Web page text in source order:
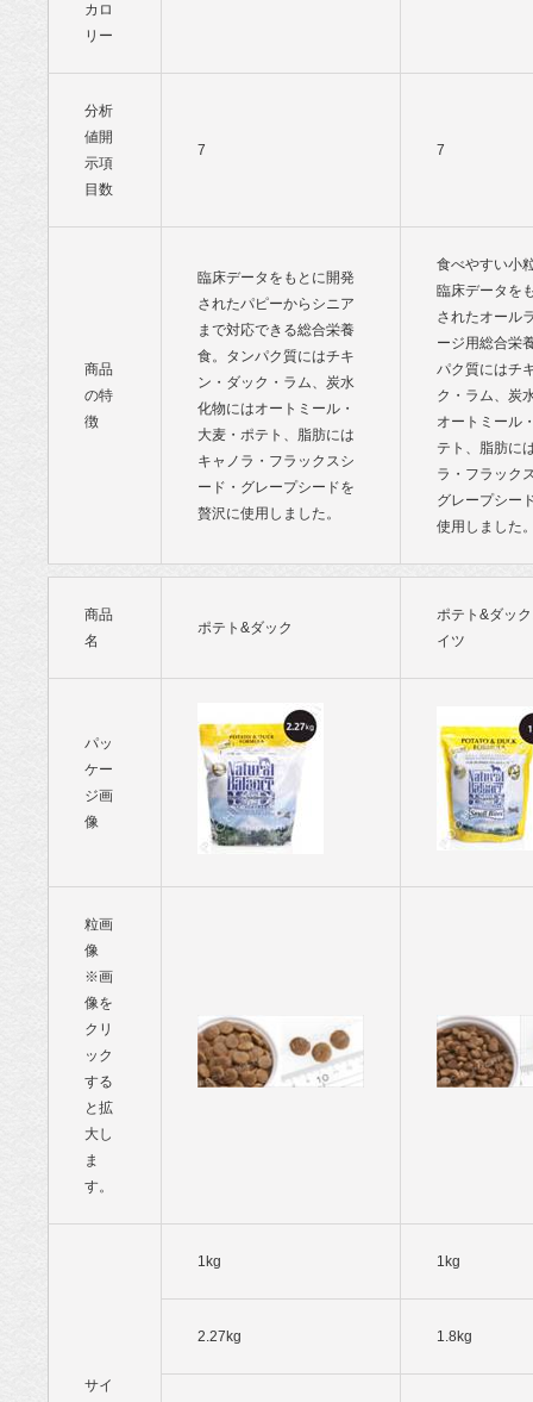
カロ
リー
分析
値開
示項
目数
7 7
商品
の特
徴
臨床データをもとに開発
されたパピーからシニア
まで対応できる総合栄養
食。タンパク質にはチキ
ン・ダック・ラム、炭水
化物にはオートミール・
大麦・ポテト、脂肪には
キャノラ・フラックスシ
ード・グレープシードを
贅沢に使用しました。
食べやすい小
臨床データを
されたオール
ージ用総合栄
パク質にはチ
ク・ラム、炭
オートミール
テト、脂肪に
ラ・フラック
グレープシー
使用しました
商品
名
ポテト&ダック
ポテト&ダッ
イツ
パッ
ケー
ジ画
像
粒画
像
※画
像を
クリ
ック
する
と拡
大し
ま
す。
サイ
1kg 1kg
2.27kg 1.8kg